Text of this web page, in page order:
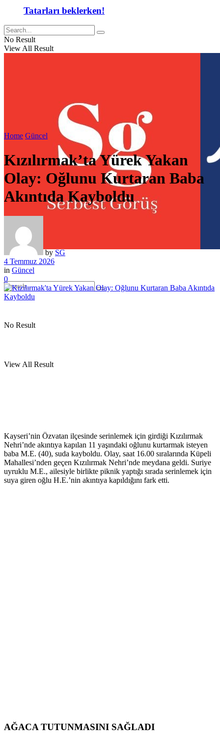
Tatarları beklerken!
No Result
View All Result
No Result
View All Result
Home Güncel
Kızılırmak’ta Yürek Yakan
Olay: Oğlunu Kurtaran Baba
Akıntıda Kayboldu
by SG
4 Temmuz 2026
in Güncel
0
Kayseri’nin Özvatan ilçesinde serinlemek için girdiği Kızılırmak
Nehri’nde akıntıya kapılan 11 yaşındaki oğlunu kurtarmak isteyen
baba M.E. (40), suda kayboldu. Olay, saat 16.00 sıralarında Küpeli
Mahallesi’nden geçen Kızılırmak Nehri’nde meydana geldi. Suriye
uyruklu M.E., ailesiyle birlikte piknik yaptığı sırada serinlemek için
suya giren oğlu H.E.’nin akıntıya kapıldığını fark etti.
AĞACA TUTUNMASINI SAĞLADI